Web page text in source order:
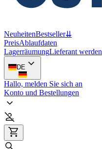
NeuheitenBestseller⇊
PreisAblaufdaten
LagerräumungLieferant werden
DE
Hallo, melden Sie sich an
Konto und Bestellungen